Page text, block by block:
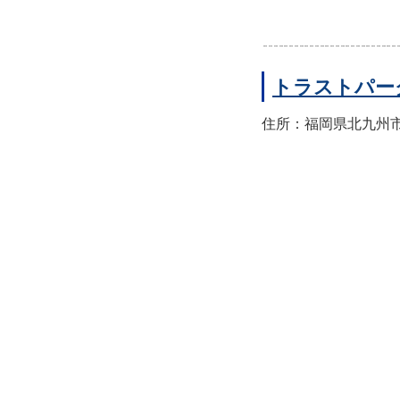
トラストパ
住所：福岡県北九州